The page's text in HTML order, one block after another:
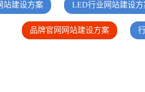
站建设方案 LED行业网站建设方
品牌官网网站建设方案